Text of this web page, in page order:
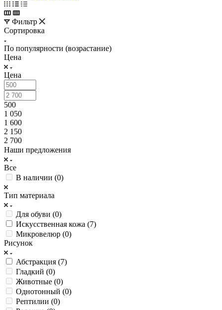
Фильтр
Сортировка
По популярности (возрастание)
Цена
Цена
500
1 050
1 600
2 150
2 700
Наши предложения
Все
В наличии (0)
Тип материала
Для обуви (0)
Искусственная кожа (7)
Микровелюр (0)
Рисунок
Абстракция (7)
Гладкий (0)
Животные (0)
Однотонный (0)
Рептилии (0)